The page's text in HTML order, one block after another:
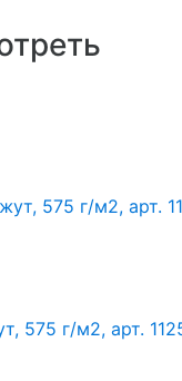
575 г/м2, арт.